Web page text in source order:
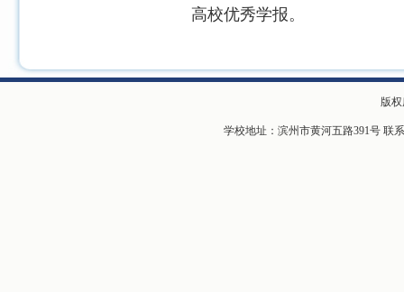
高校优秀学报。
版
学校地址：滨州市黄河五路391号 联